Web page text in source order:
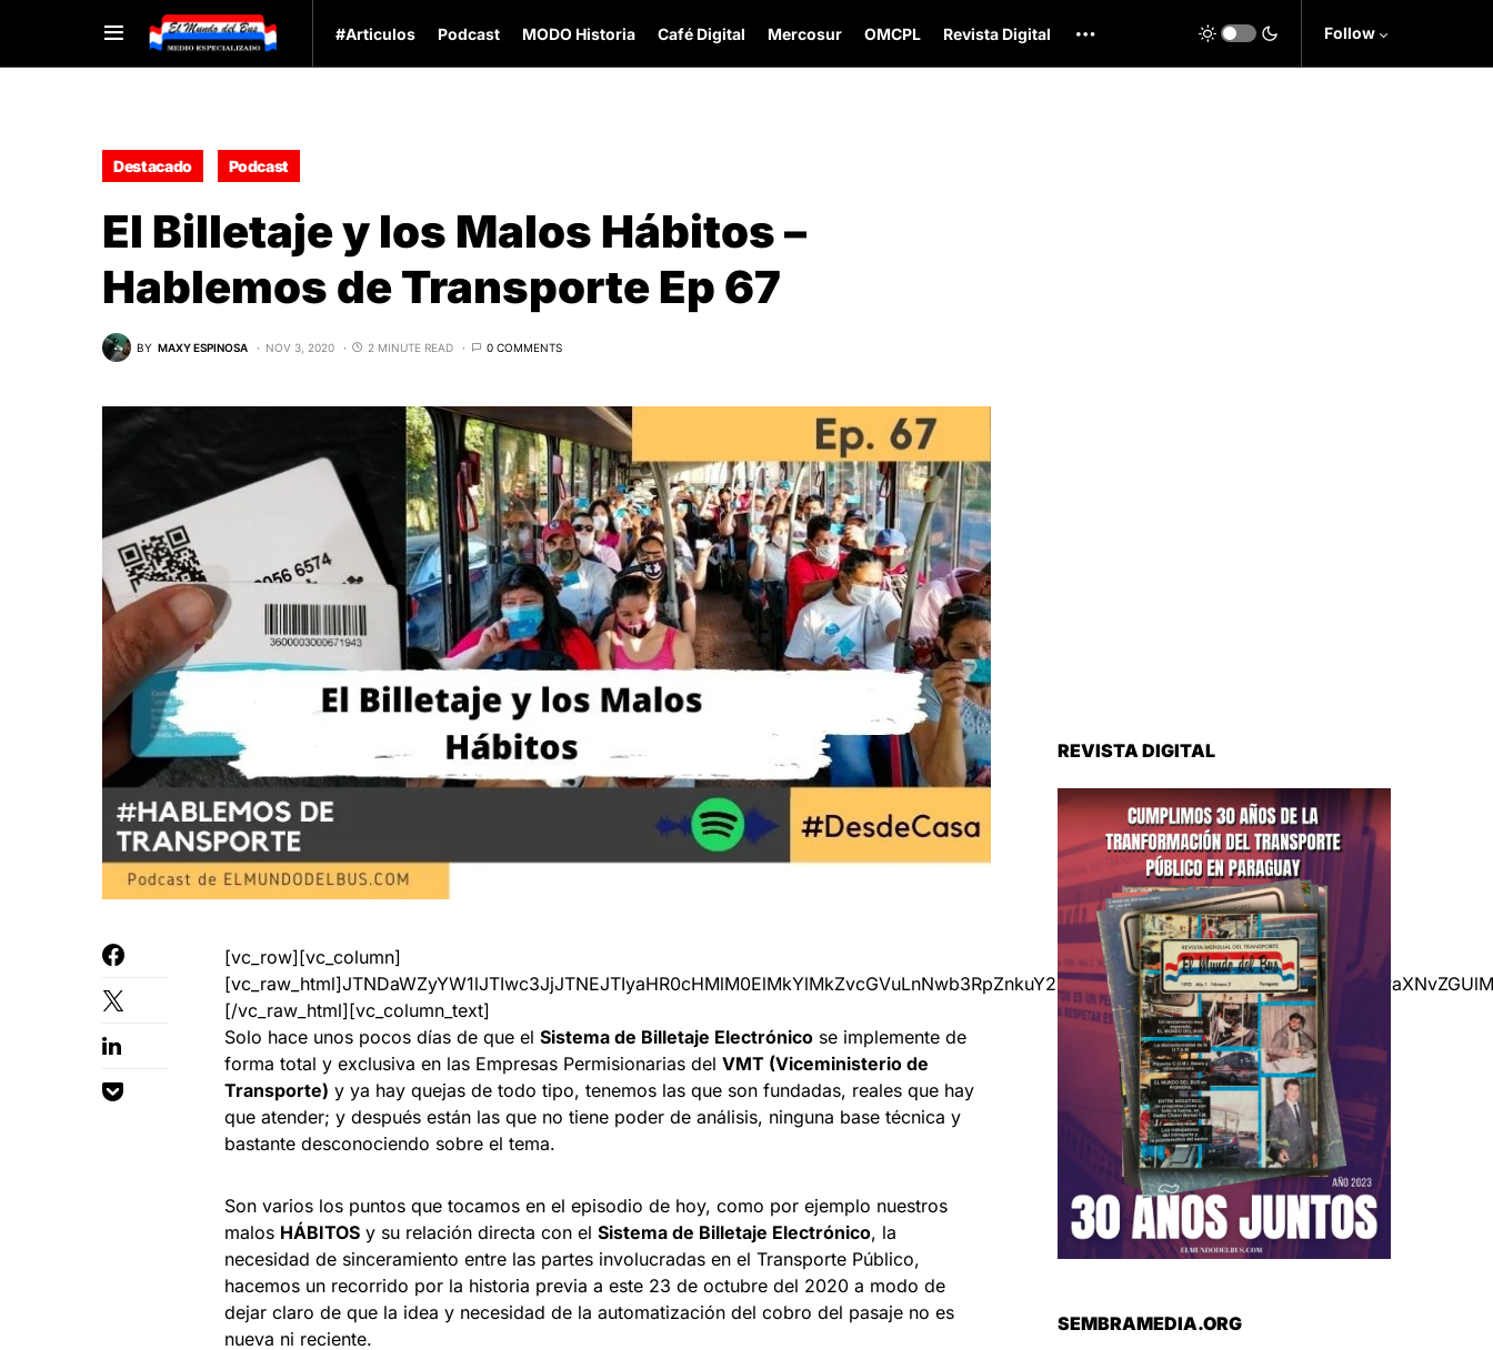
#Articulos Podcast MODO Historia Café Digital Mercosur OMCPL Revista Digital Follow
Destacado Podcast
El Billetaje y los Malos Hábitos –
Hablemos de Transporte Ep 67
BY MAXY ESPINOSA NOV 3, 2020 2 MINUTE READ 0 COMMENTS
[vc_row][vc_column]
[/vc_raw_html][vc_column_text]
Solo hace unos pocos días de que el Sistema de Billetaje Electrónico se implemente de
forma total y exclusiva en las Empresas Permisionarias del VMT (Viceministerio de
Transporte) y ya hay quejas de todo tipo, tenemos las que son fundadas, reales que hay
que atender; y después están las que no tiene poder de análisis, ninguna base técnica y
bastante desconociendo sobre el tema.
Son varios los puntos que tocamos en el episodio de hoy, como por ejemplo nuestros
malos HÁBITOS y su relación directa con el Sistema de Billetaje Electrónico, la
necesidad de sinceramiento entre las partes involucradas en el Transporte Público,
hacemos un recorrido por la historia previa a este 23 de octubre del 2020 a modo de
dejar claro de que la idea y necesidad de la automatización del cobro del pasaje no es
nueva ni reciente.
REVISTA DIGITAL
SEMBRAMEDIA.ORG